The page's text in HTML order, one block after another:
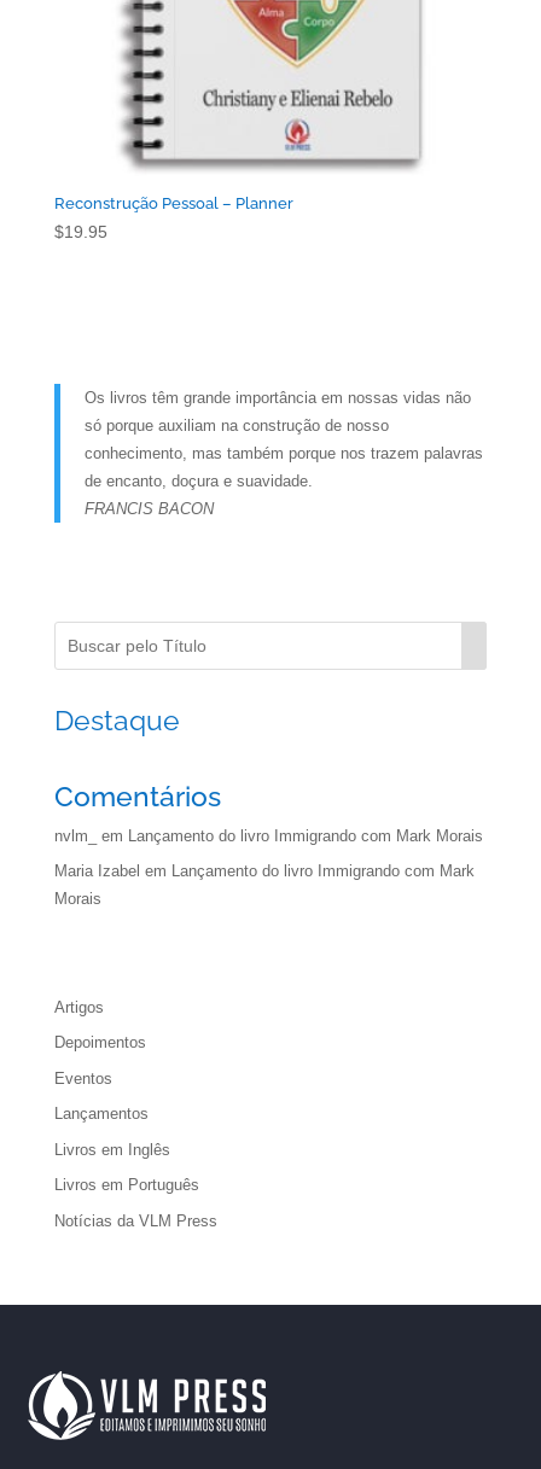
Reconstrução Pessoal – Planner
$19.95
Os livros têm grande importância em nossas vidas não
só porque auxiliam na construção de nosso
conhecimento, mas também porque nos trazem palavras
de encanto, doçura e suavidade.
FRANCIS BACON
Destaque
Comentários
nvlm_ em Lançamento do livro Immigrando com Mark Morais
Maria Izabel em Lançamento do livro Immigrando com Mark
Morais
Artigos
Depoimentos
Eventos
Lançamentos
Livros em Inglês
Livros em Português
Notícias da VLM Press